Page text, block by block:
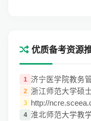
优质备考资源
1 济宁医学院教务
2 浙江师范大学硕
3 http://
4 淮北师范大学教